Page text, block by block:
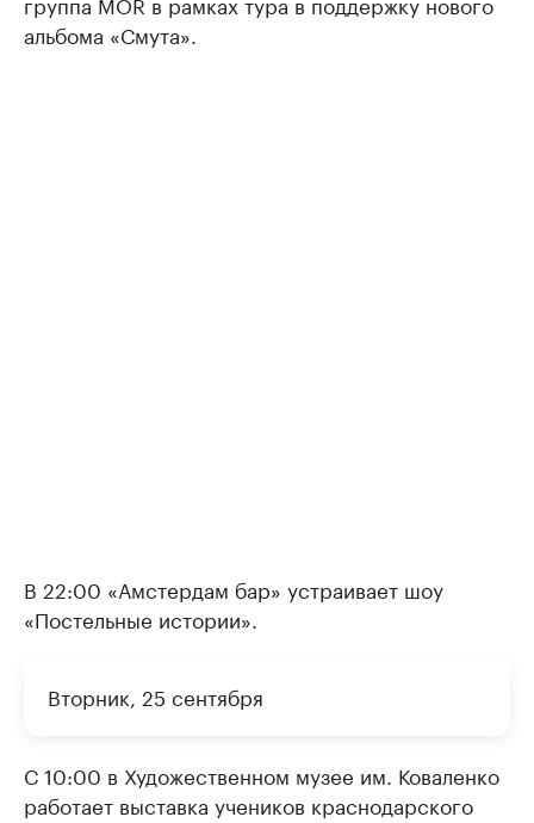
альбома «Смута».
В 22:00 «Амстердам бар» устраивает шоу
«Постельные истории».
Вторник, 25 сентября
С 10:00 в Художественном музее им. Коваленко
работает выставка учеников краснодарского